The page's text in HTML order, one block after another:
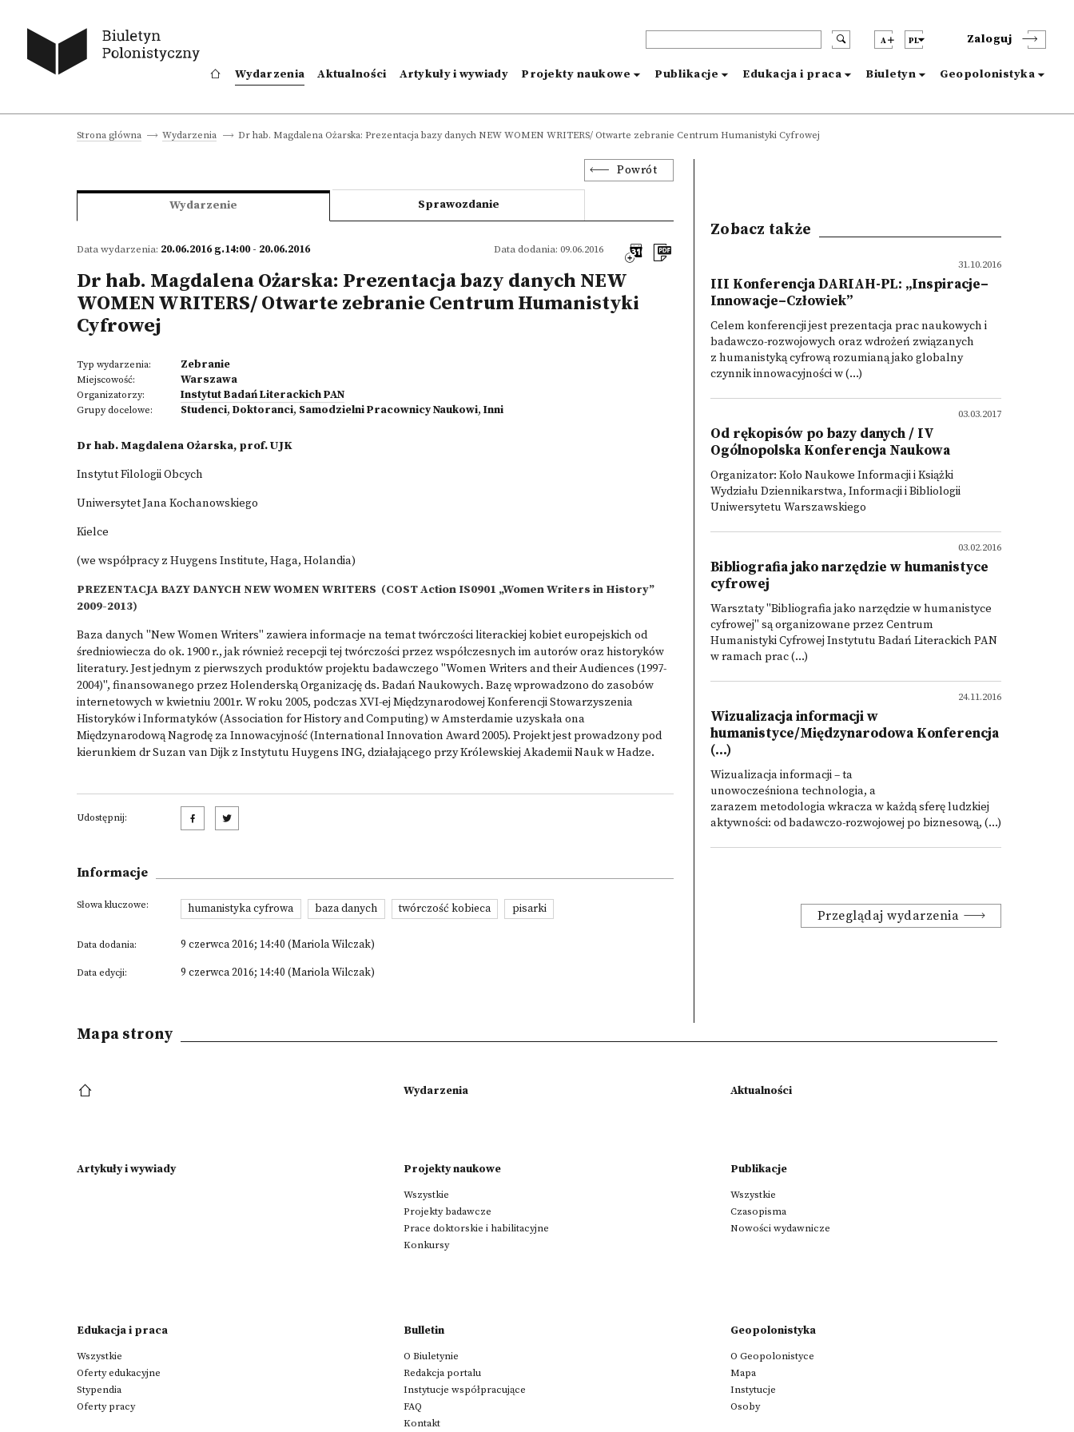
A PL Zaloguj
Wydarzenia Aktualności Artykuły i wywiady Projekty naukowe Publikacje Edukacja i praca Biuletyn Geopolonistyka
Strona główna Wydarzenia Dr hab. Magdalena Ożarska: Prezentacja bazy danych NEW WOMEN WRITERS/ Otwarte zebranie Centrum Humanistyki Cyfrowej
Powrót
Wydarzenie Sprawozdanie
Data wydarzenia: 20.06.2016 g.14:00 - 20.06.2016 Data dodania: 09.06.2016
Dr hab. Magdalena Ożarska: Prezentacja bazy danych NEW
WOMEN WRITERS/ Otwarte zebranie Centrum Humanistyki
Cyfrowej
Typ wydarzenia: Zebranie
Miejscowość: Warszawa
Organizatorzy: Instytut Badań Literackich PAN
Grupy docelowe: Studenci, Doktoranci, Samodzielni Pracownicy Naukowi, Inni
Dr hab. Magdalena Ożarska, prof. UJK
Instytut Filologii Obcych
Uniwersytet Jana Kochanowskiego
Kielce
(we współpracy z Huygens Institute, Haga, Holandia)
PREZENTACJA BAZY DANYCH NEW WOMEN WRITERS (COST Action IS0901 „Women Writers in History”
2009-2013)
Baza danych "New Women Writers" zawiera informacje na temat twórczości literackiej kobiet europejskich od
średniowiecza do ok. 1900 r., jak również recepcji tej twórczości przez współczesnych im autorów oraz historyków
literatury. Jest jednym z pierwszych produktów projektu badawczego "Women Writers and their Audiences (1997-
2004)", finansowanego przez Holenderską Organizację ds. Badań Naukowych. Bazę wprowadzono do zasobów
internetowych w kwietniu 2001r. W roku 2005, podczas XVI-ej Międzynarodowej Konferencji Stowarzyszenia
Historyków i Informatyków (Association for History and Computing) w Amsterdamie uzyskała ona
Międzynarodową Nagrodę za Innowacyjność (International Innovation Award 2005). Projekt jest prowadzony pod
kierunkiem dr Suzan van Dijk z Instytutu Huygens ING, działającego przy Królewskiej Akademii Nauk w Hadze.
Udostępnij:
Informacje
Słowa kluczowe: humanistyka cyfrowa baza danych twórczość kobieca pisarki
Data dodania: 9 czerwca 2016; 14:40 (Mariola Wilczak)
Data edycji: 9 czerwca 2016; 14:40 (Mariola Wilczak)
Zobacz także
31.10.2016
III Konferencja DARIAH-PL: „Inspiracje–
Innowacje–Człowiek”
Celem konferencji jest prezentacja prac naukowych i
badawczo-rozwojowych oraz wdrożeń związanych
z humanistyką cyfrową rozumianą jako globalny
czynnik innowacyjności w (...)
03.03.2017
Od rękopisów po bazy danych / IV
Ogólnopolska Konferencja Naukowa
Organizator: Koło Naukowe Informacji i Książki
Wydziału Dziennikarstwa, Informacji i Bibliologii
Uniwersytetu Warszawskiego
03.02.2016
Bibliografia jako narzędzie w humanistyce
cyfrowej
Warsztaty "Bibliografia jako narzędzie w humanistyce
cyfrowej" są organizowane przez Centrum
Humanistyki Cyfrowej Instytutu Badań Literackich PAN
w ramach prac (...)
24.11.2016
Wizualizacja informacji w
humanistyce/Międzynarodowa Konferencja
(...)
Wizualizacja informacji – ta
unowocześniona technologia, a
zarazem metodologia wkracza w każdą sferę ludzkiej
aktywności: od badawczo-rozwojowej po biznesową, (...)
Przeglądaj wydarzenia
Mapa strony
Wydarzenia Aktualności
Artykuły i wywiady Projekty naukowe
Wszystkie
Projekty badawcze
Prace doktorskie i habilitacyjne
Konkursy
Publikacje
Wszystkie
Czasopisma
Nowości wydawnicze
Edukacja i praca
Wszystkie
Oferty edukacyjne
Stypendia
Oferty pracy
Bulletin
O Biuletynie
Redakcja portalu
Instytucje współpracujące
FAQ
Kontakt
Geopolonistyka
O Geopolonistyce
Mapa
Instytucje
Osoby